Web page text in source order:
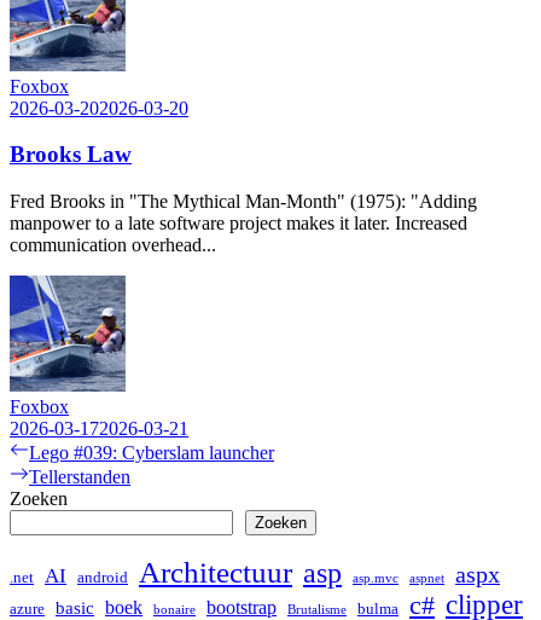
Foxbox
2026-03-202026-03-20
Brooks Law
Fred Brooks in "The Mythical Man-Month" (1975): "Adding
manpower to a late software project makes it later. Increased
communication overhead...
Foxbox
2026-03-172026-03-21
Bericht
navigatie
Previous
post:
Lego #039: Cyberslam launcher
Next
post:
Tellerstanden
Zoeken
Zoeken
.net AI android Architectuur asp asp.mvc aspnet aspx
azure basic boek bonaire bootstrap Brutalisme bulma c# clipper